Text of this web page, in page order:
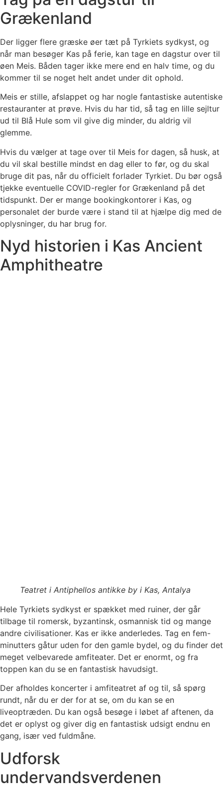
Grækenland
Der ligger flere græske øer tæt på Tyrkiets sydkyst, og
når man besøger Kas på ferie, kan tage en dagstur over til
øen Meis. Båden tager ikke mere end en halv time, og du
kommer til se noget helt andet under dit ophold.
Meis er stille, afslappet og har nogle fantastiske autentiske
restauranter at prøve. Hvis du har tid, så tag en lille sejltur
ud til Blå Hule som vil give dig minder, du aldrig vil
glemme.
Hvis du vælger at tage over til Meis for dagen, så husk, at
du vil skal bestille mindst en dag eller to før, og du skal
bruge dit pas, når du officielt forlader Tyrkiet. Du bør også
tjekke eventuelle COVID-regler for Grækenland på det
tidspunkt. Der er mange bookingkontorer i Kas, og
personalet der burde være i stand til at hjælpe dig med de
oplysninger, du har brug for.
Nyd historien i Kas Ancient
Amphitheatre
Teatret i Antiphellos antikke by i Kas, Antalya
Hele Tyrkiets sydkyst er spækket med ruiner, der går
tilbage til romersk, byzantinsk, osmannisk tid og mange
andre civilisationer. Kas er ikke anderledes. Tag en fem-
minutters gåtur uden for den gamle bydel, og du finder det
meget velbevarede amfiteater. Det er enormt, og fra
toppen kan du se en fantastisk havudsigt.
Der afholdes koncerter i amfiteatret af og til, så spørg
rundt, når du er der for at se, om du kan se en
liveoptræden. Du kan også besøge i løbet af aftenen, da
det er oplyst og giver dig en fantastisk udsigt endnu en
gang, især ved fuldmåne.
Udforsk
undervandsverdenen